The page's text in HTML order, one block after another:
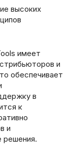
высоких
имеет
и
обеспечивает
в
к
и
решения.